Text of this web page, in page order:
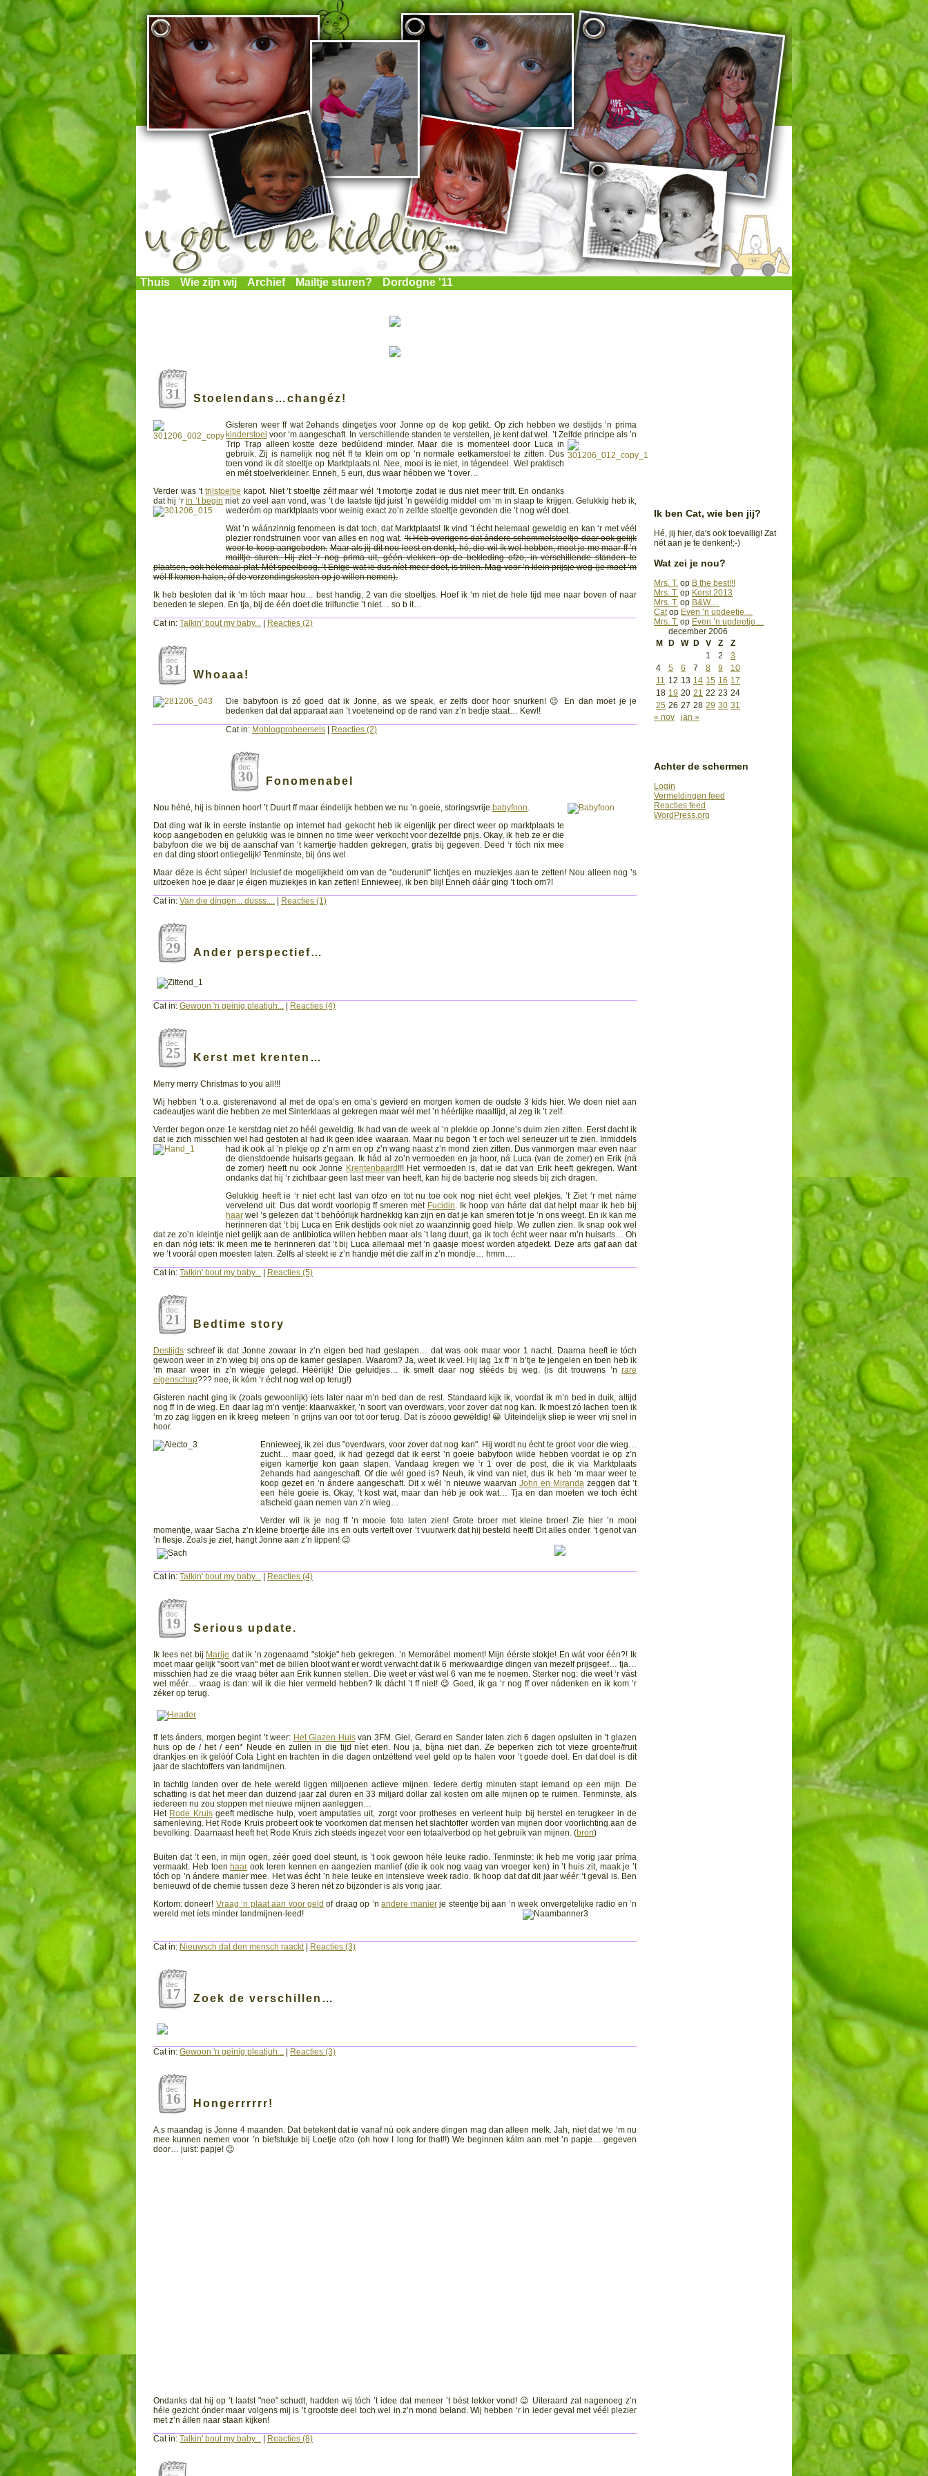
Thuis Wie zijn wij Archief Mailtje sturen? Dordogne '11
dec
31 Stoelendans…changéz!
Gisteren weer ff wat 2ehands dingetjes voor Jonne op de kop getikt. Op zich hebben we destijds ’n prima
kinderstoel voor ‘m aangeschaft. In verschillende standen te verstellen, je kent dat wel. ’t Zelfde principe als ’n
Trip Trap alleen kostte deze bedúidend minder. Maar die is momenteel door Luca in
gebruik. Zij is namelijk nog nét ff te klein om op ’n normale eetkamerstoel te zitten. Dus
toen vond ik dít stoeltje op Marktplaats.nl. Nee, mooi is ie niet, in tégendeel. Wel praktisch
en mét stoelverkleiner. Enneh, 5 euri, dus waar hébben we ’t over…
Verder was ’ttrilstoeltje kapot. Niet ’t stoeltje zélf maar wél ’t motortje zodat ie dus niet meer trilt. En ondanks
dat hij ‘rin ’t begin niet zo veel aan vond, was ’t de laatste tijd juist ’n gewéldig middel om ‘m in slaap te krijgen.Gelukkig heb ik,
wederóm op marktplaats voor weinig exact zo’n zelfde stoeltje gevonden die ’t nog wél doet.
Wat ’n wáánzinnig fenomeen is dat toch, dat Marktplaats! Ik vind ’t écht helemaal geweldig en kan ‘r met véél
plezier rondstruinen voor van alles en nog wat.‘k Heb overigens dat ándere schommelstoeltje daar ook gelijk
weer te koop aangeboden. Maar als jij dit nou leest en denkt, hé, die wil ík wel hebben, moet je me maar ff ’n
mailtje sturen. Hij ziet ‘r nog prima uit, géén vlekken op de bekleding ofzo, in verschillende standen te
plaatsen, ook helemaal plat. Mét speelboog. ’t Enige wat ie dus níet meer doet, is trillen. Mag voor ’n klein prijsje weg (je moet ‘m
wél ff komen halen, óf de verzendingskosten op je willen nemen).
Ik heb besloten dat ik ‘m tóch maar hou… best handig, 2 van die stoeltjes. Hoef ik ‘m niet de hele tijd mee naar boven of naar
beneden te slepen. En tja, bij de één doet die trilfunctie ’t niet… so b it…
Cat in: Talkin' bout my baby... Reacties (2)
dec
31 Whoaaa!
Die babyfoon is zó goed dat ik Jonne, as we speak, er zelfs door hoor snurken! 😉 En dan moet je je
bedenken dat dat apparaat aan ’t voeteneind op de rand van z’n bedje staat… Kewl!
Cat in: Moblogprobeersels Reacties (2)
dec
30 Fonomenabel
Nou héhé, hij is binnen hoor! ’t Duurt ff maar éindelijk hebben we nu ’n goeie, storingsvrije babyfoon.
Dat ding wat ik in eerste instantie op internet had gekocht heb ik eigenlijk per direct weer op marktplaats te
koop aangeboden en gelukkig was ie binnen no time weer verkocht voor dezelfde prijs. Okay, ik heb ze er die
babyfoon die we bij de aanschaf van ’t kamertje hadden gekregen, gratis bij gegeven. Deed ‘r tóch nix mee
en dat ding stoort ontiegelijk! Tenminste, bij óns wel.
Maar déze is écht súper! Inclusief de mogelijkheid om van de "ouderunit" lichtjes en muziekjes aan te zetten! Nou alleen nog ’s
uitzoeken hoe je daar je éigen muziekjes in kan zetten! Ennieweej, ik ben blij! Enneh dáár ging ’t toch om?!
Cat in: Van die díngen... dusss.... Reacties (1)
dec
29 Ander perspectief…
Cat in: Gewoon 'n geinig pleatjuh... Reacties (4)
dec
25 Kerst met krenten…
Merry merry Christmas to you all!!!
Wij hebben ’t o.a. gisterenavond al met de opa’s en oma’s gevierd en morgen komen de oudste 3 kids hier. We doen niet aan
cadeautjes want die hebben ze met Sinterklaas al gekregen maar wél met ’n héérlijke maaltijd, al zeg ik ’t zelf.
Verder begon onze 1e kerstdag niet zo héél geweldig. Ik had van de week al ’n plekkie op Jonne’s duim zien zitten. Eerst dacht ik
dat ie zich misschien wel had gestoten al had ik geen idee waaraan. Maar nu begon ’t er toch wel serieuzer uit te zien. Inmiddels
had ik ook al ’n plekje op z’n arm en op z’n wang naast z’n mond zien zitten. Dus vanmorgen maar even naar
de dienstdoende huisarts gegaan. Ik hád al zo’n vermoeden en ja hoor, ná Luca (van de zomer) en Erik (ná
de zomer) heeft nu ook Jonne Krentenbaard !!! Het vermoeden is, dat ie dat van Erik heeft gekregen. Want
ondanks dat hij ‘r zichtbaar geen last meer van heeft, kan hij de bacterie nog steeds bij zich dragen.
Gelukkig heeft ie ‘r niet echt last van ofzo en tot nu toe ook nog niet écht veel plekjes. ’t Ziet ‘r met náme
vervelend uit. Dus dat wordt voorlopig ff smeren met Fucidin. Ik hoop van hárte dat dat helpt maar ik heb bij
haar wel ’s gelezen dat ’t behóórlijk hardnekkig kan zijn en dat je kan smeren tot je ’n ons weegt. En ik kan me
herinneren dat ’t bij Luca en Erik destijds ook niet zo waanzinnig goed hielp. We zullen zien. Ik snap ook wel
dat ze zo’n kleintje niet gelijk aan de antibiotica willen hebben maar als ’t lang duurt, ga ik toch écht weer naar m’n huisarts… Oh
en dan nóg iets: ik meen me te herinneren dat ’t bij Luca allemaal met ’n gaasje moest worden afgedekt. Deze arts gaf aan dat
we ’t voorál open moesten laten. Zelfs al steekt ie z’n handje mét die zalf in z’n mondje… hmm….
Cat in: Talkin' bout my baby... Reacties (5)
dec
21 Bedtime story
Destijds schreef ik dat Jonne zowaar in z’n eigen bed had geslapen… dat was ook maar voor 1 nacht. Daarna heeft ie tóch
gewoon weer in z’n wieg bij ons op de kamer geslapen. Waarom? Ja, weet ik veel. Hij lag 1x ff ’n b’tje te jengelen en toen heb ik
‘m maar weer in z’n wiegje gelegd. Héérlijk! Die geluidjes… ik smelt daar nog stééds bij weg. (is dit trouwens ’n rare
eigenschap??? nee, ik kóm ‘r écht nog wel op terug!)
Gisteren nacht ging ik (zoals gewoonlijk) iets later naar m’n bed dan de rest. Standaard kijk ik, voordat ik m’n bed in duik, altijd
nog ff in de wieg. En daar lag m’n ventje: klaarwakker, ’n soort van overdwars, voor zover dat nog kan. Ik moest zó lachen toen ik
‘m zo zag liggen en ik kreeg meteen ’n grijns van oor tot oor terug. Dat is zóooo gewéldig! 😀 Uiteindelijk sliep ie weer vrij snel in
hoor.
Ennieweej, ik zei dus "overdwars, voor zover dat nog kan". Hij wordt nu écht te groot voor die wieg…
zucht… maar goed, ik had gezegd dat ik eerst ’n goeie babyfoon wilde hebben voordat ie op z’n
eigen kamertje kon gaan slapen. Vandaag kregen we ‘r 1 over de post, die ik via Marktplaats
2ehands had aangeschaft. Of die wél goed is? Neuh, ik vind van niet, dus ik heb ‘m maar weer te
koop gezet en ’n ándere aangeschaft. Dit x wél ’n nieuwe waarvan John en Miranda zeggen dat ’t
een héle goeie is. Okay, ’t kost wat, maar dan héb je ook wat… Tja en dan moeten we toch écht
afscheid gaan nemen van z’n wieg…
Verder wil ik je nog ff ’n mooie foto laten zien! Grote broer met kleine broer! Zie hier ’n mooi
momentje, waar Sacha z’n kleine broertje álle ins en outs vertelt over ’t vuurwerk dat hij besteld heeft! Dit alles onder ’t genot van
’n flesje. Zoals je ziet, hangt Jonne aan z’n lippen! 😉
Cat in: Talkin' bout my baby... Reacties (4)
dec
19 Serious update.
Ik lees net bij Marije dat ik ’n zogenaamd "stokje" heb gekregen. ’n Memorábel moment! Mijn éérste stokje! En wát voor één?! Ik
moet maar gelijk "soort van" met de billen bloot want er wordt verwacht dat ik 6 merkwaardige dingen van mezelf prijsgeef… tja…
misschien had ze die vraag béter aan Erik kunnen stellen. Die weet er vást wel 6 van me te noemen. Sterker nog: die weet ‘r vást
wel méér… vraag is dan: wil ik die hier vermeld hebben? Ik dácht ’t ff niet! 😉 Goed, ik ga ‘r nog ff over nádenken en ik kom ‘r
zéker op terug.
ff Iets ánders, morgen begint ’t weer: Het Glazen Huisvan 3FM. Giel, Gerard en Sander laten zich 6 dagen opsluiten in ’t glazen
huis op de / het / een* Neude en zullen in die tijd níet eten. Nou ja, bíjna niet dan. Ze beperken zich tot vieze groente/fruit
drankjes en ik gelóóf Cola Light en trachten in die dagen ontzéttend veel geld op te halen voor ’t goede doel. En dat doel is dít
jaar de slachtoffers van landmijnen.
In tachtig landen over de hele wereld liggen miljoenen actieve mijnen. Iedere dertig minuten stapt iemand op een mijn. De
schatting is dat het meer dan duizend jaar zal duren en 33 miljard dollar zal kosten om alle mijnen op te ruimen. Tenminste, als
iedereen nu zou stoppen met nieuwe mijnen aanleggen…
Het Rode Kruisgeeft medische hulp, voert amputaties uit, zorgt voor protheses en verleent hulp bij herstel en terugkeer in de
samenleving. Het Rode Kruis probeert ook te voorkomen dat mensen het slachtoffer worden van mijnen door voorlichting aan de
bevolking. Daarnaast heeft het Rode Kruis zich steeds ingezet voor een totaalverbod op het gebruik van mijnen. (bron)
Buiten dat ’t een, in mijn ogen, zéér goed doel steunt, is ’t ook gewoon héle leuke radio. Tenminste: ik heb me vorig jaar príma
vermaakt. Heb toen haar ook leren kennen en aangezien manlief (die ik ook nog vaag van vroeger ken) in ’t huis zit, maak je ’t
tóch op ’n ándere manier mee. Het was écht ’n hele leuke en intensieve week radio. Ik hoop dat dat dit jaar wéér ’t geval is. Ben
benieuwd of de chemie tussen deze 3 heren nét zo bijzonder is als vorig jaar.
Kortom: doneer! Vraag ’n plaat aan voor geld of draag op ’nandere manierje steentje bij aan ’n week onvergetelijke radio en ’n
wereld met íets minder landmijnen-leed!
Cat in: Nieuwsch dat den mensch raackt| Reacties (3)
dec
17 Zoek de verschillen…
Cat in: Gewoon 'n geinig pleatjuh... Reacties (3)
dec
16 Hongerrrrrr!
A.s maandag is Jonne 4 maanden. Dat betekent dat ie vanaf nú ook andere dingen mag dan alleen melk. Jah, niet dat we ‘m nu
mee kunnen nemen voor ’n biefstukje bij Loetje ofzo (oh how I long for that!!) We beginnen kálm aan met ’n papje… gegeven
door… juist: papje! 😉
Ondanks dat hij op ’t laatst "nee" schudt, hadden wij tóch ’t idee dat meneer ’t bést lekker vond! 😉 Uiteraard zat nagenoeg z’n
héle gezicht ónder maar volgens mij is ’t grootste deel toch wel in z’n mond beland. Wij hebben ‘r in ieder geval met véél plezier
met z’n állen naar staan kijken!
Cat in: Talkin' bout my baby... Reacties (8)
Ik ben Cat, wie ben jij?
Hé, jij hier, da's ook toevallig! Zat
nét aan je te denken!;-)
Wat zei je nou?
Mrs. T. op B the best!!!
Mrs. T. op Kerst 2013
Mrs. T. op B&W…
Catop Even ’n updeetje…
Mrs. T. op Even ’n updeetje…
december 2006
M
D W D V Z
Z
1
2
3
4
5 6 7 8 9
10
11 12 13 14 15 16 17
18 19 20 21 22 23 24
25 26 27 28 29 30 31
« nov
jan »
Achter de schermen
Login
Vermeldingen feed
Reacties feed
WordPress.org